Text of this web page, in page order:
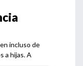
incluso de
a hijas. A